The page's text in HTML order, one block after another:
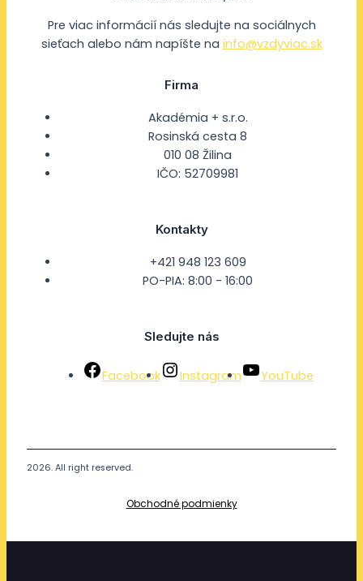
Pre viac informácií nás sledujte na sociálnych
sieťach alebo nám napíšte na info@vzdyviac.sk
Firma
Akadémia + s.r.o.
Rosinská cesta 8
010 08 Žilina
IČO: 52709981
Kontakty
+421 948 123 609
PO-PIA: 8:00 - 16:00
Sledujte nás
Facebook Instagram YouTube
2026. All right reserved.
Obchodné podmienky